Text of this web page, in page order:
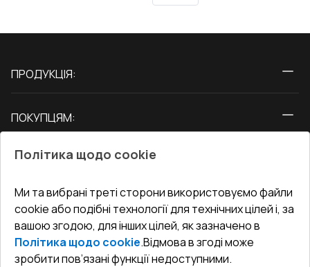
ПРОДУКЦІЯ:
Двері
ПОКУПЦЯМ:
Блог
Адреса гіпермаркета
Як правильно заміряти вікна
СЕРВІС ТА ОБЛУГОВУВАННЯ:
Доставка і Оплата
Гарантія та Сервіс
Повернення товару
Договір публічної оферти
КОНТАКТИ
Офіс:Україна, м. Вінниця, вул. Келецька 60 кв. 61
undefined(undefined)
Політика щодо cookie
Ми та вибрані треті сторони використовуємо файли
cookie або подібні технології для технічних цілей і, за
вашою згодою, для інших цілей, як зазначено в
Політика щодо cookie.Відмова в згоді може
зробити пов’язані функції недоступними.